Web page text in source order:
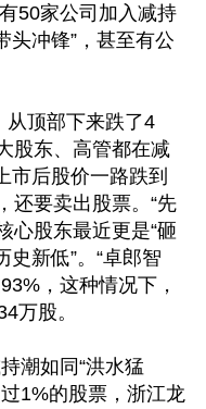
50家公司加入减持
头冲锋”，甚至有公
从顶部下来跌了4
股东、高管都在减
市后股价一路跌到
还要卖出股票。“先
心股东最近更是“砸
史新低”。“卓郎智
，这种情况下，
万股。
潮如同“洪水猛
1%的股票，浙江龙